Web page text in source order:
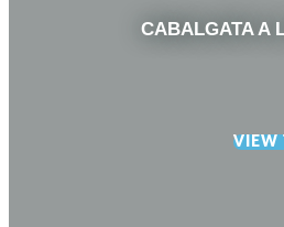
CABALGATA A
VIEW